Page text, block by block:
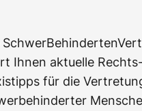
Ihnen aktuelle
für die